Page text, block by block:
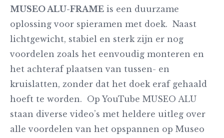
MUSEO ALU-FRAME is een duurzame
oplossing voor spieramen met doek. Naast
lichtgewicht, stabiel en sterk zijn er nog
voordelen zoals het eenvoudig monteren en
het achteraf plaatsen van tussen- en
kruislatten, zonder dat het doek eraf gehaald
hoeft te worden. Op YouTube MUSEO ALU
staan diverse video’s met heldere uitleg over
alle voordelen van het opspannen op Museo